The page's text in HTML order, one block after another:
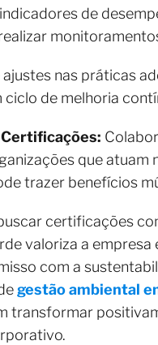
de
nas práticas
ciclo de melhoria
que atuam
trazer benefícios
certificações
valoriza a empresa
com a
gestão ambiental
transformar